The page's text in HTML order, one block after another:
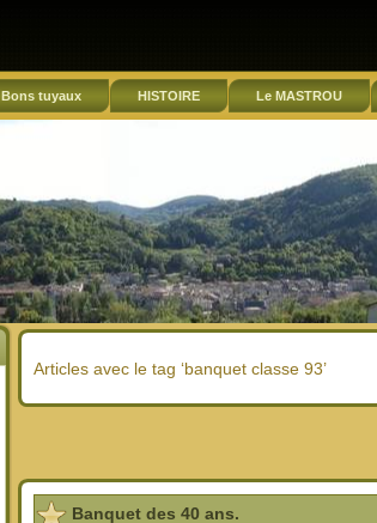
Bons tuyaux HISTOIRE Le MASTROU
Articles avec le tag ‘banquet classe 93’
Banquet des 40 ans.